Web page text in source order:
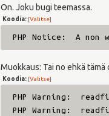
On. Joku bugi teemassa.
Koodia: [Valitse]
PHP Notice: A non
Muokkaus: Tai no ehkä
Koodia: [Valitse]
PHP Warning:
PHP Warning: